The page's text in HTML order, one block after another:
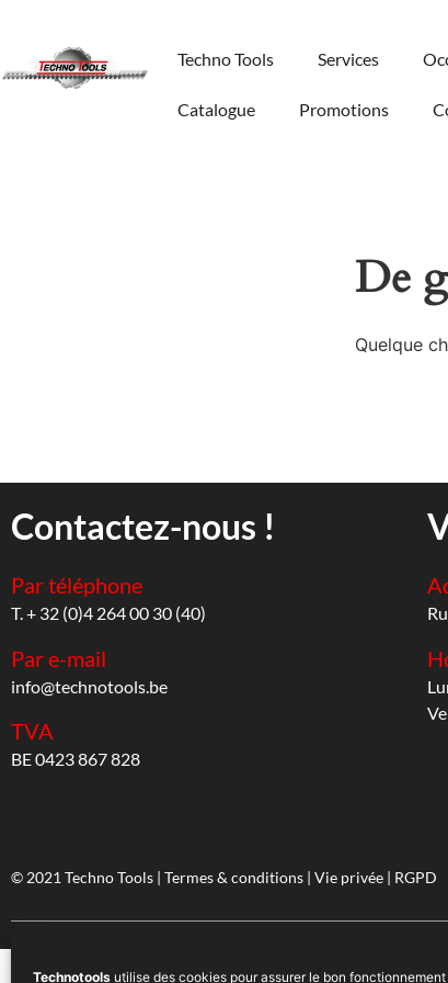
Technotools utilise des cookies pour assurer le bon
Techno Tools Services
Catalogue Promotions
De
Quelque
Contactez-nous !
Par téléphone
T. + 32 (0)4 264 00 30 (40)
Par e-mail
info@technotools.be
TVA
BE 0423 867 828
© 2021 Techno Tools | Termes & conditions | Vie privée | RGPD